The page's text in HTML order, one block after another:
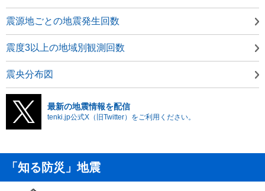
震源地ごとの地震発生回数
震度3以上の地域別観測回数
震央分布図
最新の地震情報を配信
tenki.jp公式X（旧Twitter）をご利用ください。
「知る防災」地震